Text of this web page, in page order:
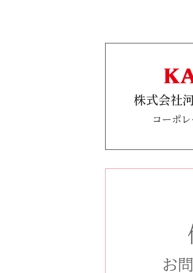
株式会社
コーポ
お